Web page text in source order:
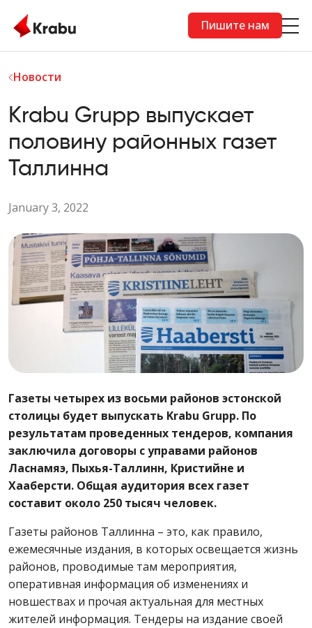
Пишите нам
Новости
Krabu Grupp выпускает
половину районных газет
Таллинна
January 3, 2022
Газеты четырех из восьми районов эстонской
столицы будет выпускать Krabu Grupp. По
результатам проведенных тендеров, компания
заключила договоры с управами районов
Ласнамяэ, Пыхья-Таллинн, Кристийне и
Хааберсти. Общая аудитория всех газет
составит около 250 тысяч человек.
Газеты районов Таллинна – это, как правило,
ежемесячные издания, в которых освещается жизнь
районов, проводимые там мероприятия,
оперативная информация об изменениях и
новшествах и прочая актуальная для местных
жителей информация. Тендеры на издание своей